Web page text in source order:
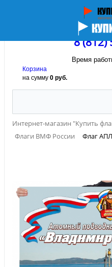
8 (812)
Время
Корзина
на сумму0 руб.
Интернет-магазин "Купить
Флаги ВМФ России
Флаг